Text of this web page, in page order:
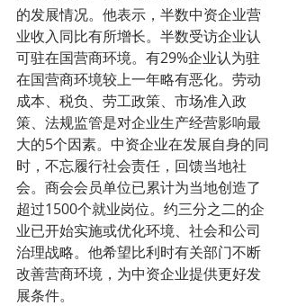
的发展情况。他表示，半数中资企业营
业收入同比有所增长。半数受访企业认
可驻在国营商环境。有29%企业认为驻
在国营商环境较上一年略有恶化。劳动
成本、税负、劳工政策、市场准入政
策、法规监管是对企业生产经营影响最
大的5个因素。中资企业在发展自身的同
时，不忘履行社会责任，回馈当地社
会。商会会员单位已累计为当地创造了
超过1500个就业岗位。约三分之二的企
业已开始实施或优化环境、社会和公司
治理战略。他希望比利时有关部门不断
改善营商环境，为中资企业提供更好发
展条件。